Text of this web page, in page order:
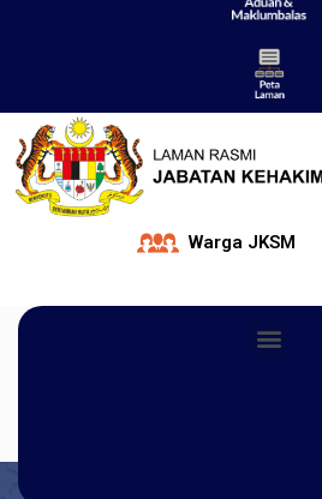
Warga JKSM